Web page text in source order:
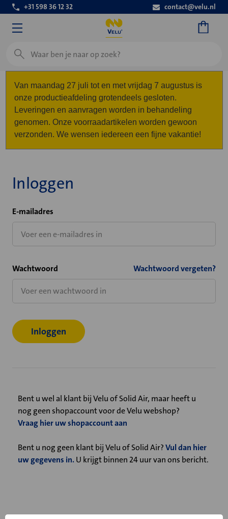
+31 598 36 12 32 contact@velu.nl
Zoeken
Van maandag 27 juli tot en met vrijdag 7 augustus is
onze productieafdeling grotendeels gesloten.
Leveringen en aanvragen worden in behandeling
genomen. Onze voorraadartikelen worden gewoon
verzonden. We wensen iedereen een fijne vakantie!
Inloggen
E-mailadres
Wachtwoord Wachtwoord vergeten?
Bent u wel al klant bij Velu of Solid Air, maar heeft u
nog geen shopaccount voor de Velu webshop?
Vraag hier uw shopaccount aan
Bent u nog geen klant bij Velu of Solid Air?Vul dan hier
uw gegevens in.U krijgt binnen 24 uur van ons bericht.